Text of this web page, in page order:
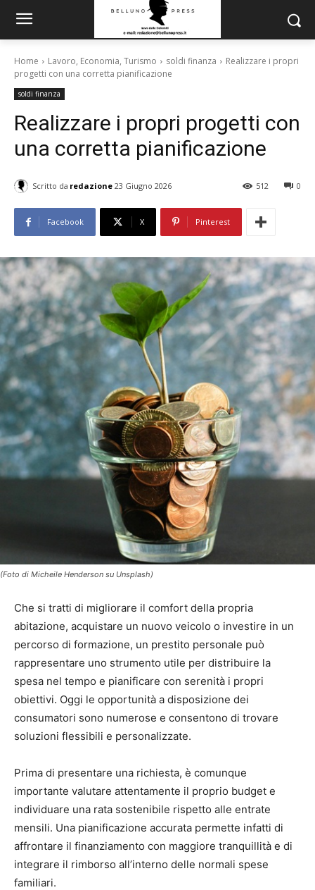
Home Lavoro, Economia, Turismo soldi finanza
Realizzare i propri
progetti con una corretta pianificazione
soldi finanza
Realizzare i propri progetti con
una corretta pianificazione
Scritto da redazione 23 Giugno 2026 0
512
Facebook X Pinterest
(Foto di Micheile Henderson su Unsplash)
Che si tratti di migliorare il comfort della propria
abitazione, acquistare un nuovo veicolo o investire in un
percorso di formazione, un prestito personale può
rappresentare uno strumento utile per distribuire la
spesa nel tempo e pianificare con serenità i propri
obiettivi. Oggi le opportunità a disposizione dei
consumatori sono numerose e consentono di trovare
soluzioni flessibili e personalizzate.
Prima di presentare una richiesta, è comunque
importante valutare attentamente il proprio budget e
individuare una rata sostenibile rispetto alle entrate
mensili. Una pianificazione accurata permette infatti di
affrontare il finanziamento con maggiore tranquillità e di
integrare il rimborso all’interno delle normali spese
familiari.